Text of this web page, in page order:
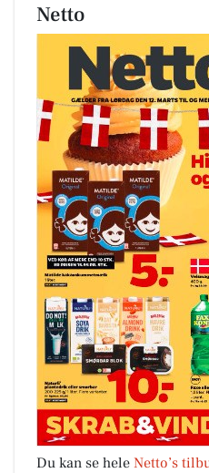
Netto
Du kan se hele Netto’s